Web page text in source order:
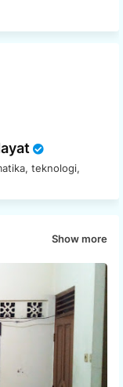
teknologi,
Show more